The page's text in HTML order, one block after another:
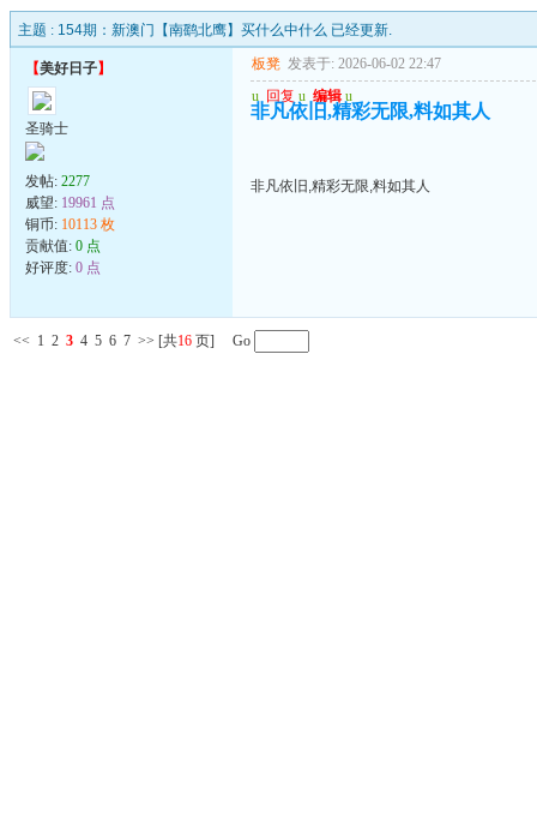
主题 : 154期：新澳门【南鹞北鹰】买什么中什么 已经更新.
【美好日子】
圣骑士
发帖: 2277
威望: 19961 点
铜币: 10113 枚
贡献值: 0 点
好评度: 0 点
板凳 发表于: 2026-06-02 22:47
u 回复 u 编辑 u
非凡依旧,精彩无限,料如其人
非凡依旧,精彩无限,料如其人
<< 1 2 3 4 5 6 7 >> [共16 页] Go